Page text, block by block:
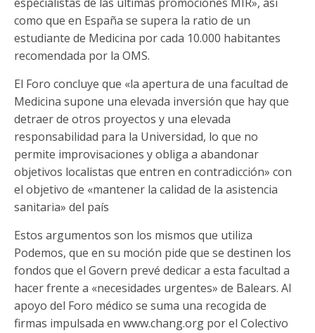
como que en España se supera la ratio de un
estudiante de Medicina por cada 10.000 habitantes
recomendada por la OMS.
El Foro concluye que «la apertura de una facultad de
Medicina supone una elevada inversión que hay que
detraer de otros proyectos y una elevada
responsabilidad para la Universidad, lo que no
permite improvisaciones y obliga a abandonar
objetivos localistas que entren en contradicción» con
el objetivo de «mantener la calidad de la asistencia
sanitaria» del país
Estos argumentos son los mismos que utiliza
Podemos, que en su moción pide que se destinen los
fondos que el Govern prevé dedicar a esta facultad a
hacer frente a «necesidades urgentes» de Balears. Al
apoyo del Foro médico se suma una recogida de
firmas impulsada en www.chang.org por el Colectivo